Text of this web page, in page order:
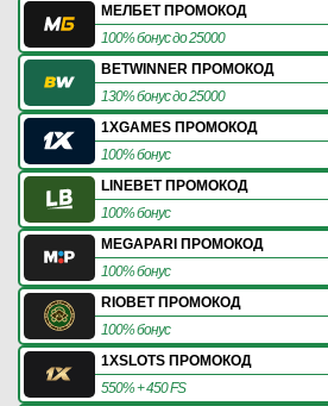
МЕЛБЕТ ПРОМОКОД
100% бонус до 25000
BETWINNER ПРОМОКОД
130% бонус до 25000
1XGAMES ПРОМОКОД
100% бонус
LINEBET ПРОМОКОД
100% бонус
MEGAPARI ПРОМОКОД
100% бонус
RIOBET ПРОМОКОД
100% бонус
1XSLOTS ПРОМОКОД
550% + 450 FS